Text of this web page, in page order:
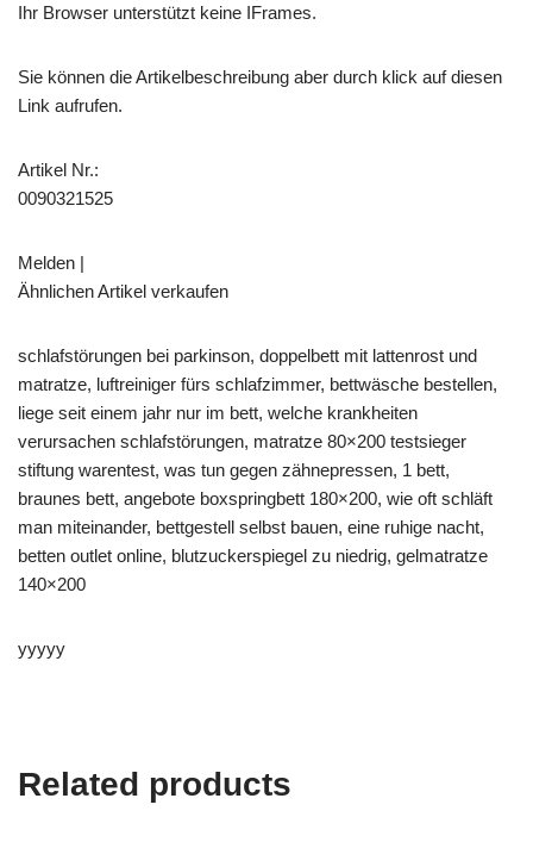
Ihr Browser unterstützt keine IFrames.
Sie können die Artikelbeschreibung aber durch klick auf diesen
Link aufrufen.
Artikel Nr.:
0090321525
Melden |
Ähnlichen Artikel verkaufen
schlafstörungen bei parkinson, doppelbett mit lattenrost und
matratze, luftreiniger fürs schlafzimmer, bettwäsche bestellen,
liege seit einem jahr nur im bett, welche krankheiten
verursachen schlafstörungen, matratze 80×200 testsieger
stiftung warentest, was tun gegen zähnepressen, 1 bett,
braunes bett, angebote boxspringbett 180×200, wie oft schläft
man miteinander, bettgestell selbst bauen, eine ruhige nacht,
betten outlet online, blutzuckerspiegel zu niedrig, gelmatratze
140×200
yyyyy
Related products